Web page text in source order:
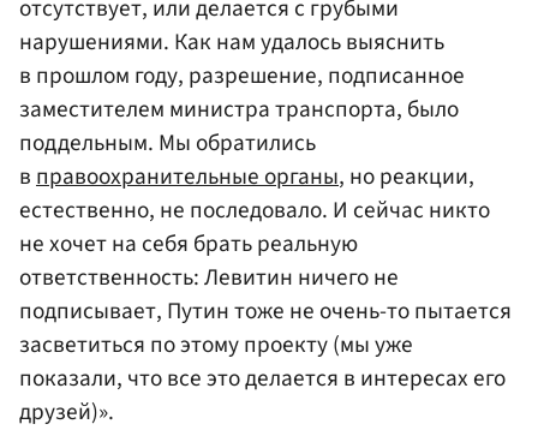
отсутствует, или делается с грубыми
нарушениями. Как нам удалось выяснить
в прошлом году, разрешение, подписанное
заместителем министра транспорта, было
поддельным. Мы обратились
в правоохранительные органы, но реакции,
естественно, не последовало. И сейчас никто
не хочет на себя брать реальную
ответственность: Левитин ничего не
подписывает, Путин тоже не очень-то пытается
засветиться по этому проекту (мы уже
показали, что все это делается в интересах его
друзей)».